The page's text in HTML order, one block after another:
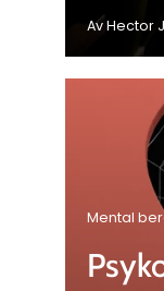
Av Hector J
Mental